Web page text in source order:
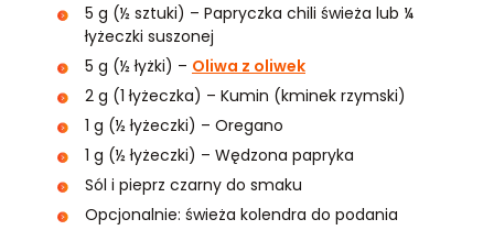
5 g (½ sztuki) – Papryczka chili świeża lub ¼
łyżeczki suszonej
5 g (½ łyżki) – Oliwa z oliwek
2 g (1 łyżeczka) – Kumin (kminek rzymski)
1 g (½ łyżeczki) – Oregano
1 g (½ łyżeczki) – Wędzona papryka
Sól i pieprz czarny do smaku
Opcjonalnie: świeża kolendra do podania